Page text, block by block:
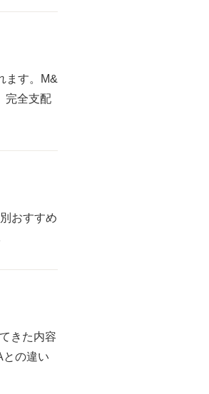
ます。M&
完全支配
おすすめ
きた内容
との違い